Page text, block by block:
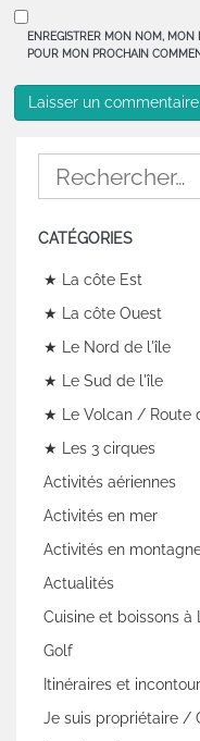
ENREGISTRER MON NOM,
POUR MON PROCHAIN
CATÉGORIES
★ La côte Est
★ La côte Ouest
★ Le Nord de l'île
★ Le Sud de l'île
★ Le Volcan / Route
★ Les 3 cirques
Activités aériennes
Activités en mer
Activités en
Actualités
Cuisine et boissons à
Golf
Itinéraires et
Je suis propriétaire /